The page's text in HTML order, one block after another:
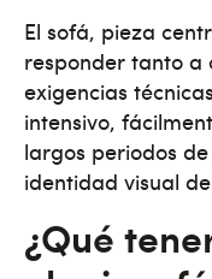
El sofá, pieza
responder tanto a
exigencias
intensivo,
largos periodos
identidad visual
¿Qué